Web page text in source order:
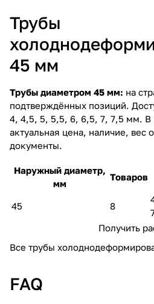
Трубы
45 мм
Трубы диаметром 45 мм: на
подтверждённых позиций.
4, 4,5, 5, 5,5, 6, 6,5, 7, 7,5 мм. В
актуальная цена, наличие, вес
документы.
Наружный диаметр,
мм
Товаров
45 8
Получить
Все трубы
FAQ